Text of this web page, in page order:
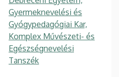
Gyermeknevelési és
Gyógypedagógiai Kar,
Komplex Művészeti- és
Egészségnevelési
Tanszék